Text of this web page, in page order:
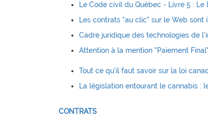
Le Code civil du Québec - Livre 5 :
Les contrats "au clic" sur le Web sont
Cadre juridique des technologies de
Attention à la mention "Paiement
Tout ce qu'il faut savoir sur la loi
La législation entourant le cannabis :
CONTRATS